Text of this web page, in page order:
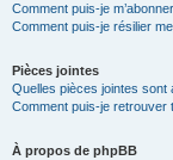
Comment puis-je
Comment puis-je résilier
Pièces jointes
Quelles pièces jointes
Comment puis-je retrouver
À propos de phpBB